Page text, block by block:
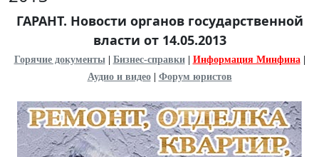
ГАРАНТ. Новости органов государственной
власти от 14.05.2013
Горячие документы| Бизнес-справки| Информация Минфина|
Аудио и видео| Форум юристов